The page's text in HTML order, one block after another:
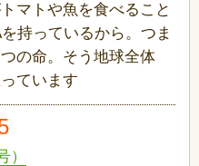
マトや魚を食べること
持っているから。つま
の命。そう地球全体
ています